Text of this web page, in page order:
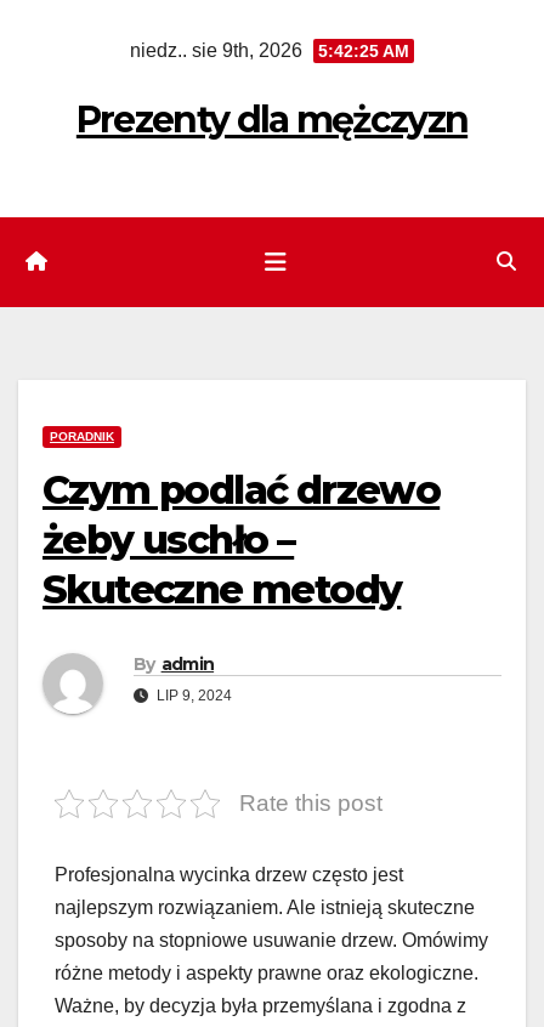
niedz.. sie 9th, 2026 5:42:26 AM
Prezenty dla mężczyzn
PORADNIK
Czym podlać drzewo
żeby uschło –
Skuteczne metody
By admin
LIP 9, 2024
Rate this post
Profesjonalna wycinka drzew często jest
najlepszym rozwiązaniem. Ale istnieją skuteczne
sposoby na stopniowe usuwanie drzew. Omówimy
różne metody i aspekty prawne oraz ekologiczne.
Ważne, by decyzja była przemyślana i zgodna z